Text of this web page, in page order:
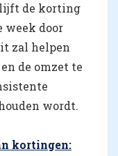
de korting
week door
zal helpen
de omzet te
wordt.
kortingen: